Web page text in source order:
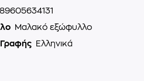
Μαλακό εξώφυλλο
Ελληνικά